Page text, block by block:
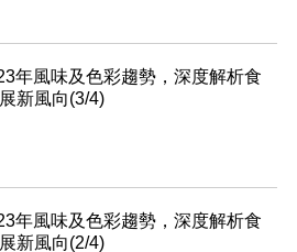
年風味及色彩趨勢，深度解析食
新風向(3/4)
年風味及色彩趨勢，深度解析食
新風向(2/4)